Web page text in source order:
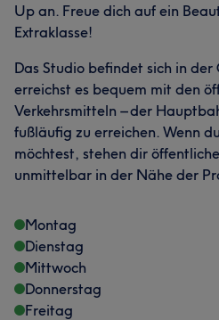
Up an. Freue dich auf ein
Extraklasse!
Das Studio befindet sich in der
erreichst es bequem mit den
Verkehrsmitteln – der
fußläufig zu erreichen. Wenn
möchtest, stehen dir
unmittelbar in der Nähe der
Montag
Dienstag
Mittwoch
Donnerstag
Freitag